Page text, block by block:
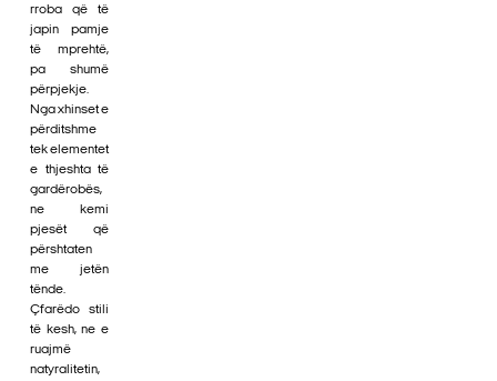
rroba që të
japin pamje
të mprehtë,
pa shumë
përpjekje.
Nga xhinset e
përditshme
tek elementet
e thjeshta të
gardërobës,
ne kemi
pjesët që
përshtaten
me jetën
tënde.
Çfarëdo stili
të kesh, ne e
ruajmë
natyralitetin,